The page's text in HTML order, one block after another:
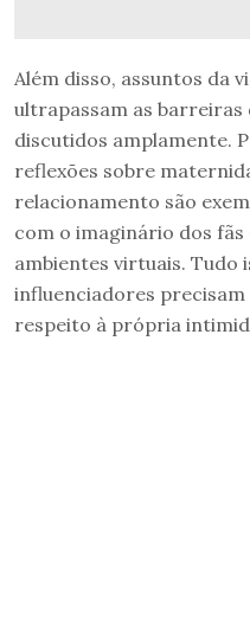
Além disso, assuntos da
ultrapassam as barreiras
discutidos amplamente.
reflexões sobre
relacionamento são
com o imaginário dos
ambientes virtuais. Tudo
influenciadores precisam
respeito à própria